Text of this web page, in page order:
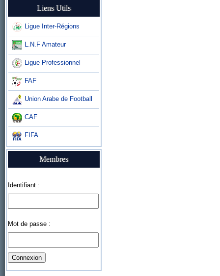
Liens Utils
Ligue Inter-Régions
L.N.F Amateur
Ligue Professionnel
FAF
Union Arabe de Football
CAF
FIFA
Membres
Identifiant :
Mot de passe :